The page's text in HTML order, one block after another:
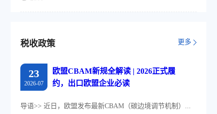
税收政策 更多
23
2026-07
欧盟CBAM新规全解读 | 2026正式履
约，出口欧盟企业必读
导语>> 近日，欧盟发布最新CBAM（碳边境调节机制）...